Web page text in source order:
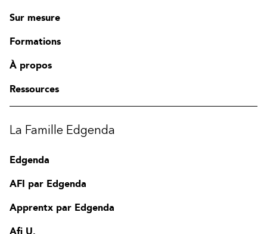
Sur mesure
Formations
À propos
Ressources
La Famille Edgenda
Edgenda
AFI par Edgenda
Apprentx par Edgenda
Afi U.